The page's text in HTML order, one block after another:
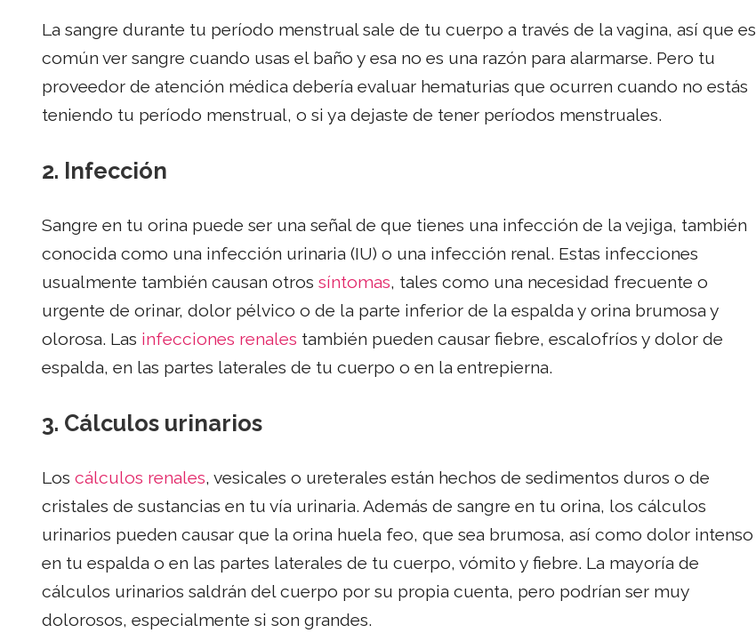
La sangre durante tu período menstrual sale de tu cuerpo a través de la vagina, así que es
común ver sangre cuando usas el baño y esa no es una razón para alarmarse. Pero tu
proveedor de atención médica debería evaluar hematurias que ocurren cuando no estás
teniendo tu período menstrual, o si ya dejaste de tener períodos menstruales.
2. Infección
Sangre en tu orina puede ser una señal de que tienes una infección de la vejiga, también
conocida como una infección urinaria (IU) o una infección renal. Estas infecciones
usualmente también causan otros síntomas, tales como una necesidad frecuente o
urgente de orinar, dolor pélvico o de la parte inferior de la espalda y orina brumosa y
olorosa. Las infecciones renales también pueden causar fiebre, escalofríos y dolor de
espalda, en las partes laterales de tu cuerpo o en la entrepierna.
3. Cálculos urinarios
Los cálculos renales, vesicales o ureterales están hechos de sedimentos duros o de
cristales de sustancias en tu vía urinaria. Además de sangre en tu orina, los cálculos
urinarios pueden causar que la orina huela feo, que sea brumosa, así como dolor intenso
en tu espalda o en las partes laterales de tu cuerpo, vómito y fiebre. La mayoría de
cálculos urinarios saldrán del cuerpo por su propia cuenta, pero podrían ser muy
dolorosos, especialmente si son grandes.